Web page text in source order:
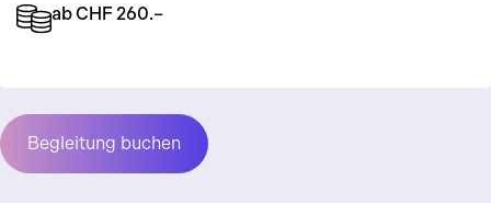
ab CHF 260.–
Begleitung buchen